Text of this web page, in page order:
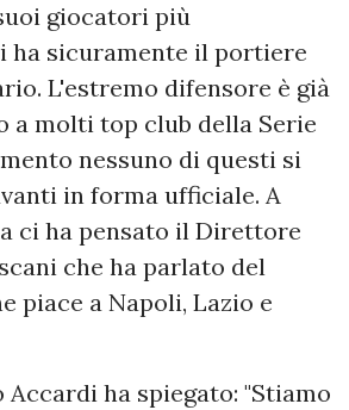
giocatori più
ha sicuramente il portiere
L'estremo difensore è già
a molti top club della Serie
nessuno di questi si
in forma ufficiale. A
ci ha pensato il Direttore
che ha parlato del
piace a Napoli, Lazio e
ha spiegato: "Stiamo